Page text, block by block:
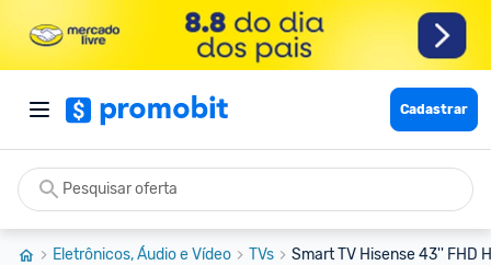
Cadastrar
Eletrônicos, Áudio e Vídeo TVs Smart TV Hisense 43'' FHD